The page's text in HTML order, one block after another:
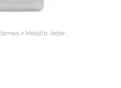
✓Metallic leder…